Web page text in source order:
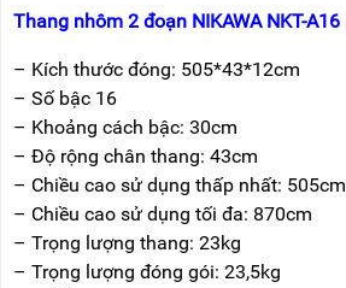
Thang nhôm 2 đoạn NIKAWA NKT-A16
– Kích thước đóng: 505*43*12cm
– Số bậc 16
– Khoảng cách bậc: 30cm
– Độ rộng chân thang: 43cm
– Chiều cao sử dụng thấp nhất: 505cm
– Chiều cao sử dụng tối đa: 870cm
– Trọng lượng thang: 23kg
– Trọng lượng đóng gói: 23,5kg